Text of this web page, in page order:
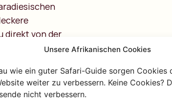
Unsere Afrikanischen Cookies
wie ein guter Safari-Guide sorgen
weiter zu verbessern. Keine Cookies?
nicht verbessern.
direkt von der
zwischen
Wenn du
der Dhow